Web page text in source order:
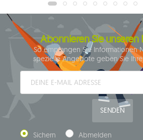
Abonnieren Sie unseren
So empfangen Sie Informationen
spezielle Angebote geben Sie Ihre
SENDEN
Sichern Abmelden